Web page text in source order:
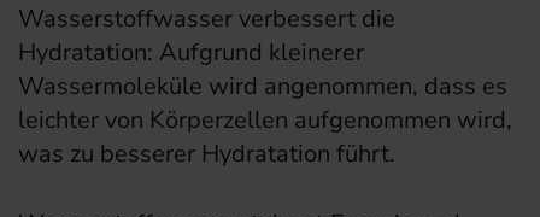
Wasserstoffwasser verbessert die
Hydratation: Aufgrund kleinerer
Wassermoleküle wird angenommen, dass es
leichter von Körperzellen aufgenommen wird,
was zu besserer Hydratation führt.